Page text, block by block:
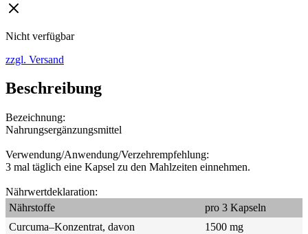
Nicht verfügbar
zzgl. Versand
Beschreibung
Bezeichnung:
Nahrungsergänzungsmittel
Verwendung/Anwendung/Verzehrempfehlung:
3 mal täglich eine Kapsel zu den Mahlzeiten einnehmen.
Nährwertdeklaration:
Nährstoffe
pro 3 Kapseln
Curcuma–Konzentrat, davon
1500 mg